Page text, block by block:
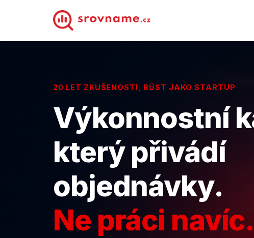
20 LET ZKUŠENOSTÍ, RŮST JAKO STARTUP
Výkonnostní
který přivádí
objednávky.
Ne práci navíc.